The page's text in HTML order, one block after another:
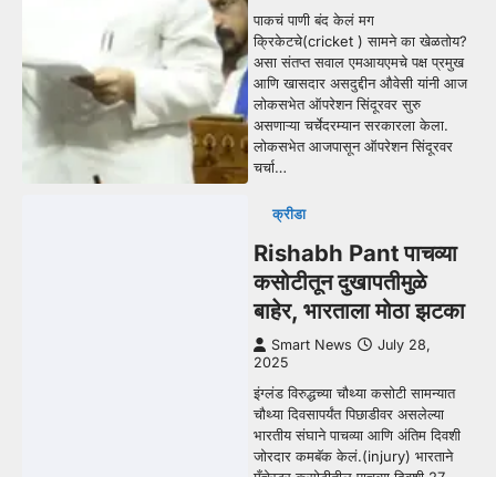
पाकचं पाणी बंद केलं मग
क्रिकेटचे(cricket ) सामने का खेळतोय?
असा संतप्त सवाल एमआयएमचे पक्ष प्रमुख
आणि खासदार असदुद्दीन औवेसी यांनी आज
लोकसभेत ऑपरेशन सिंदूरवर सुरु
असणाऱ्या चर्चेदरम्यान सरकारला केला.
लोकसभेत आजपासून ऑपरेशन सिंदूरवर
चर्चा…
क्रीडा
Rishabh Pant पाचव्या
कसोटीतून दुखापतीमुळे
बाहेर, भारताला मोठा झटका
Smart News
July 28,
2025
इंग्लंड विरुद्धच्या चौथ्या कसोटी सामन्यात
चौथ्या दिवसापर्यंत पिछाडीवर असलेल्या
भारतीय संघाने पाचव्या आणि अंतिम दिवशी
जोरदार कमबॅक केलं.(injury) भारताने